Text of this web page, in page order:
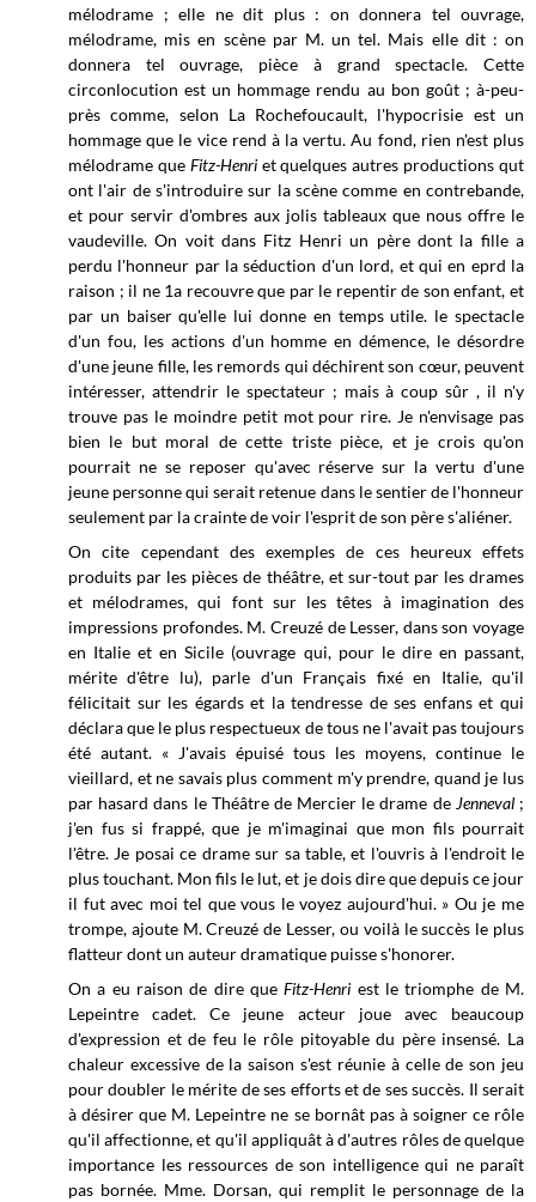
mélodrame ; elle ne dit plus : on donnera tel ouvrage,
mélodrame, mis en scène par M. un tel. Mais elle dit : on
donnera tel ouvrage, pièce à grand spectacle. Cette
circonlocution est un hommage rendu au bon goût ; à-peu-
près comme, selon La Rochefoucault, l'hypocrisie est un
hommage que le vice rend à la vertu. Au fond, rien n'est plus
mélodrame que Fitz-Henriet quelques autres productions qut
ont l'air de s'introduire sur la scène comme en contrebande,
et pour servir d'ombres aux jolis tableaux que nous offre le
vaudeville. On voit dans Fitz Henri un père dont la fille a
perdu l'honneur par la séduction d'un lord, et qui en eprd la
raison ; il ne 1a recouvre que par le repentir de son enfant, et
par un baiser qu'elle lui donne en temps utile. le spectacle
d'un fou, les actions d'un homme en démence, le désordre
d'une jeune fille, les remords qui déchirent son cœur, peuvent
intéresser, attendrir le spectateur ; mais à coup sûr , il n'y
trouve pas le moindre petit mot pour rire. Je n'envisage pas
bien le but moral de cette triste pièce, et je crois qu'on
pourrait ne se reposer qu'avec réserve sur la vertu d'une
jeune personne qui serait retenue dans le sentier de l'honneur
seulement par la crainte de voir l'esprit de son père s'aliéner.
On cite cependant des exemples de ces heureux effets
produits par les pièces de théâtre, et sur-tout par les drames
et mélodrames, qui font sur les têtes à imagination des
impressions profondes. M. Creuzé de Lesser, dans son voyage
en Italie et en Sicile (ouvrage qui, pour le dire en passant,
mérite d'être lu), parle d'un Français fixé en Italie, qu'il
félicitait sur les égards et la tendresse de ses enfans et qui
déclara que le plus respectueux de tous ne l'avait pas toujours
été autant. « J'avais épuisé tous les moyens, continue le
vieillard, et ne savais plus comment m'y prendre, quand je lus
par hasard dans le Théâtre de Mercier le drame de Jenneval;
j'en fus si frappé, que je m'imaginai que mon fils pourrait
l'être. Je posai ce drame sur sa table, et l'ouvris à l'endroit le
plus touchant. Mon fils le lut, et je dois dire que depuis ce jour
il fut avec moi tel que vous le voyez aujourd'hui. » Ou je me
trompe, ajoute M. Creuzé de Lesser, ou voilà le succès le plus
flatteur dont un auteur dramatique puisse s'honorer.
On a eu raison de dire queFitz-Henri est le triomphe de M.
Lepeintre cadet. Ce jeune acteur joue avec beaucoup
d'expression et de feu le rôle pitoyable du père insensé. La
chaleur excessive de la saison s'est réunie à celle de son jeu
pour doubler le mérite de ses efforts et de ses succès. Il serait
à désirer que M. Lepeintre ne se bornât pas à soigner ce rôle
qu'il affectionne, et qu'il appliquât à d'autres rôles de quelque
importance les ressources de son intelligence qui ne paraît
pas bornée. Mme. Dorsan, qui remplit le personnage de la